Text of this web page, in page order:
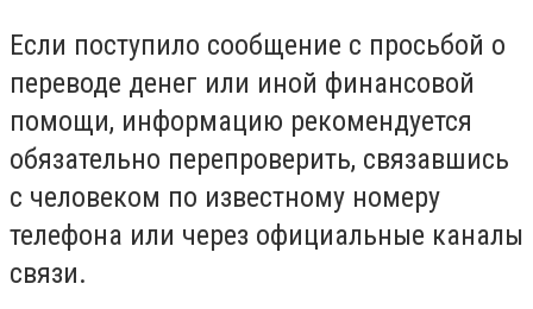
Если поступило сообщение с просьбой о
переводе денег или иной финансовой
помощи, информацию рекомендуется
обязательно перепроверить, связавшись
с человеком по известному номеру
телефона или через официальные каналы
связи.